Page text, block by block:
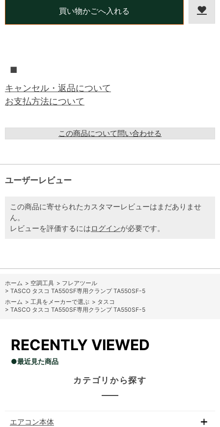
■
キャンセル・返品について
お支払方法について
この商品について問い合わせる
ユーザーレビュー
この商品に寄せられたカスタマーレビューはまだありませ
ん。
レビューを評価するにはログインが必要です。
ホーム > 空調工具 > フレアツール
> TASCO タスコ TA550SF専用クランプ TA550SF-5
ホーム > 工具をメーカーで選ぶ > タスコ
> TASCO タスコ TA550SF専用クランプ TA550SF-5
RECENTLY VIEWED
●最近見た商品
カテゴリから探す
エアコン本体